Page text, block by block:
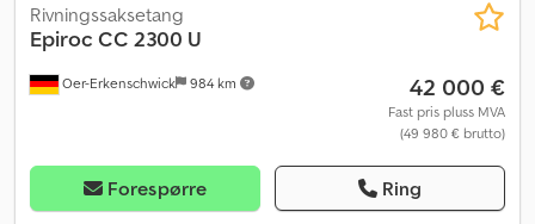
Oer-Erkenschwick 984 km
Rivningssaksetang
Epiroc CC 2300 U
42 000 €
Fast pris pluss MVA
(49 980 € brutto)
Forespørre Ring